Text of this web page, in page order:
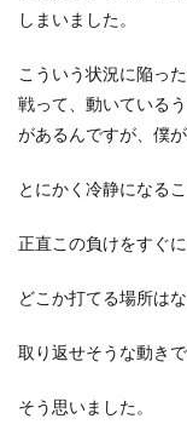
しまいました。
こういう状況に陥っ
戦って、動いている
があるんですが、僕
とにかく冷静になるこ
正直この負けをすぐ
どこか打てる場所は
取り返せそうな動き
そう思いました。